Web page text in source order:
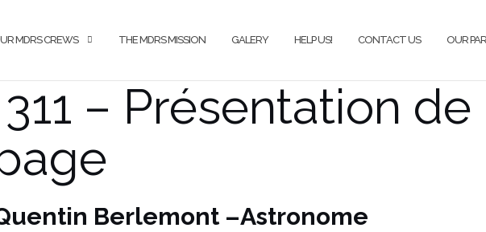
MDRS CREWS THE MDRS MISSION GALERY HELP US! CONTACT US OUR
– Présentation de
Berlemont –Astronome